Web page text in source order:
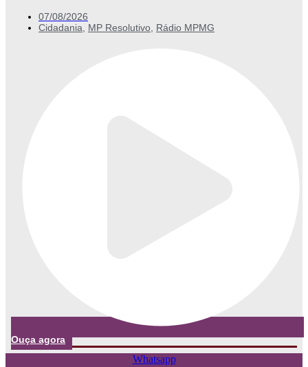
07/08/2026
Cidadania
MP Resolutivo Rádio MPMG
Ouça agora
Whatsapp